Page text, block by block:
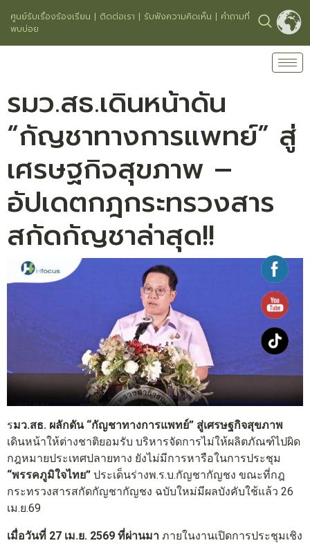
ศูนย์รับเรื่องร้องเรียน | ติดต่อเรา | รับฟังความคิดเห็น | คำถามที่
พบบ่อย
รมว.สธ.เดินหน้าดัน
“กัญชาทางการแพทย์” สู่
เศรษฐกิจสุขภาพ –
อัปเดตกฎกระทรวงสาร
สกัดกัญชาล่าสุด!!
รมว.สธ. ผลักดัน “กัญชาทางการแพทย์” สู่เศรษฐกิจสุขภาพ
เดินหน้าให้ต่างชาติยอมรับ บริหารจัดการไม่ให้ผลิตภัณฑ์ไปผิด
กฎหมายประเทศปลายทาง ยังไม่มีการหารือในการประชุม
“พรรคภูมิใจไทย” ประเด็นร่างพ.ร.บ.กัญชากัญชง ขณะที่กฎ
กระทรวงสารสกัดกัญชากัญชง ฉบับใหม่มีผลบังคับใช้แล้ว 26
เม.ย.69
เมื่อวันที่ 27 เม.ย. 2569 ที่ผ่านมา ภายในงานเปิดการประชุมเชิง